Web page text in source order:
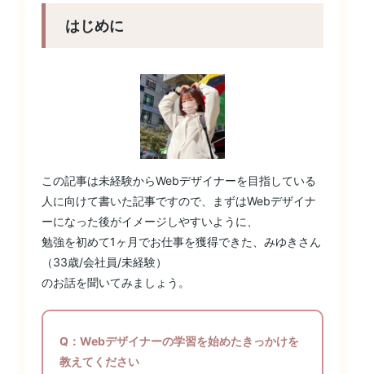
はじめに
この記事は未経験からWebデザイナーを目指している
人に向けて書いた記事ですので、まずはWebデザイナ
ーになった後がイメージしやすいように、
勉強を初めて1ヶ月でお仕事を獲得できた、みゆきさん
（33歳/会社員/未経験）
のお話を聞いてみましょう。
Q：Webデザイナーの学習を始めたきっかけを
教えてください